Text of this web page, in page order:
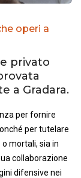
operi a
privato
a Gradara.
per fornire
per tutelare
mortali, sia in
collaborazione
difensive nei